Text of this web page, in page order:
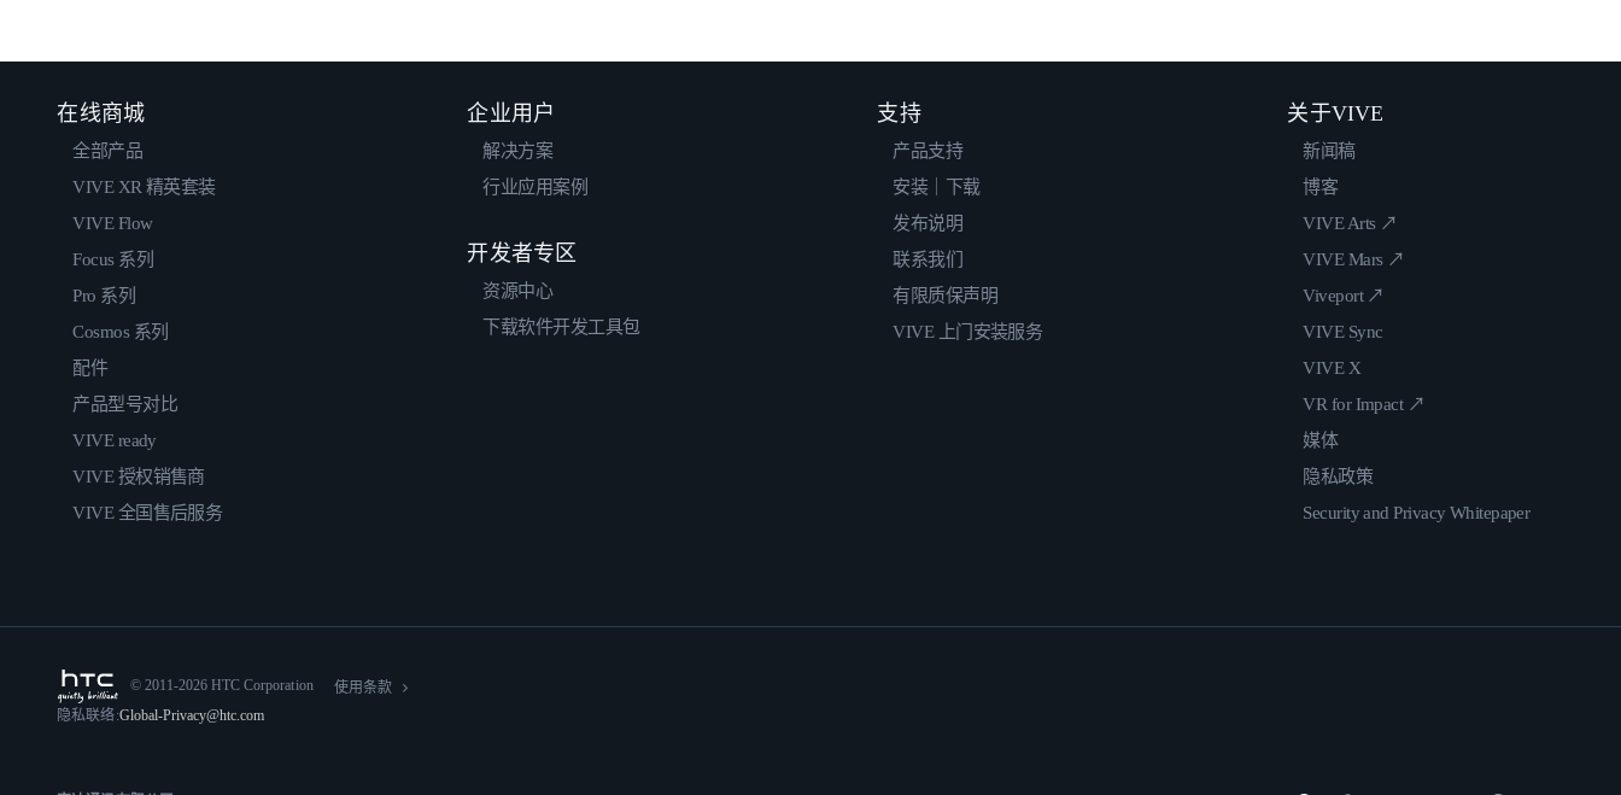
在线商城
全部产品
VIVE XR 精英套装
VIVE Flow
Focus 系列
Pro 系列
Cosmos 系列
配件
产品型号对比
VIVE ready
VIVE 授权销售商
VIVE 全国售后服务
企业用户
解决方案
行业应用案例
开发者专区
资源中心
下载软件开发工具包
支持
产品支持
安装｜下载
发布说明
联系我们
有限质保声明
VIVE 上门安装服务
关于VIVE
新闻稿
博客
VIVE Arts ↗
VIVE Mars ↗
Viveport ↗
VIVE Sync
VIVE X
VR for Impact ↗
媒体
隐私政策
Security and Privacy Whitepaper
© 2011-2026 HTC Corporation
使用条款
隐私联络:Global-Privacy@htc.com